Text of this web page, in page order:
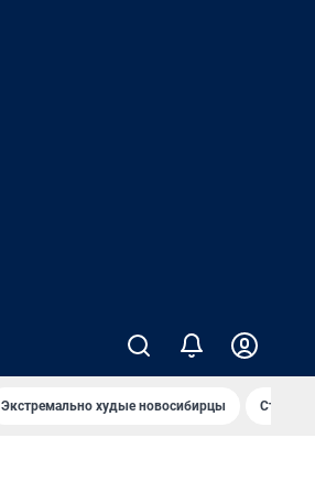
Экстремально худые новосибирцы Старт